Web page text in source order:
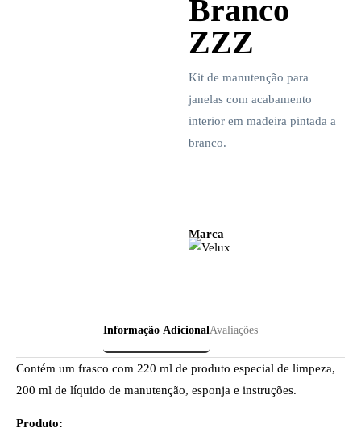
Branco
ZZZ
Kit de manutenção para
janelas com acabamento
interior em madeira pintada a
branco.
Marca
Informação Adicional Avaliações
Contém um frasco com 220 ml de produto especial de limpeza,
200 ml de líquido de manutenção, esponja e instruções.
Produto: